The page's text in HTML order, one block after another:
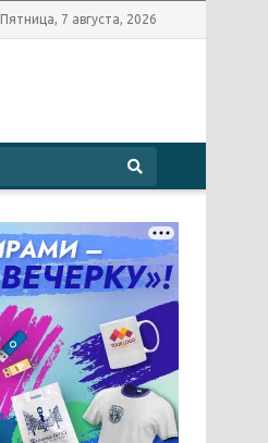
Пятница, 7 августа, 2026